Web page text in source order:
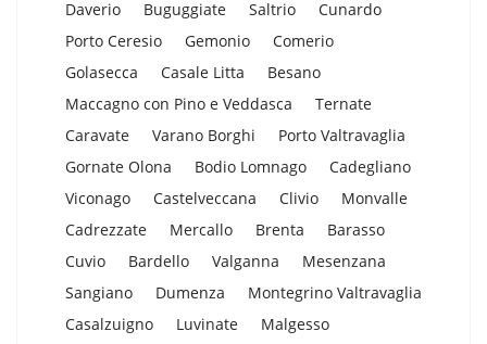
Daverio
Buguggiate Saltrio
Cunardo
Porto Ceresio
Gemonio
Comerio
Golasecca
Casale Litta
Besano
Maccagno con Pino e Veddasca
Ternate
Caravate
Varano Borghi
Porto Valtravaglia
Gornate Olona
Bodio Lomnago
Cadegliano
Viconago
Castelveccana Clivio
Monvalle
Cadrezzate
Mercallo Brenta
Barasso
Cuvio
Bardello Valganna
Mesenzana
Sangiano
Dumenza
Montegrino Valtravaglia
Casalzuigno
Luvinate
Malgesso